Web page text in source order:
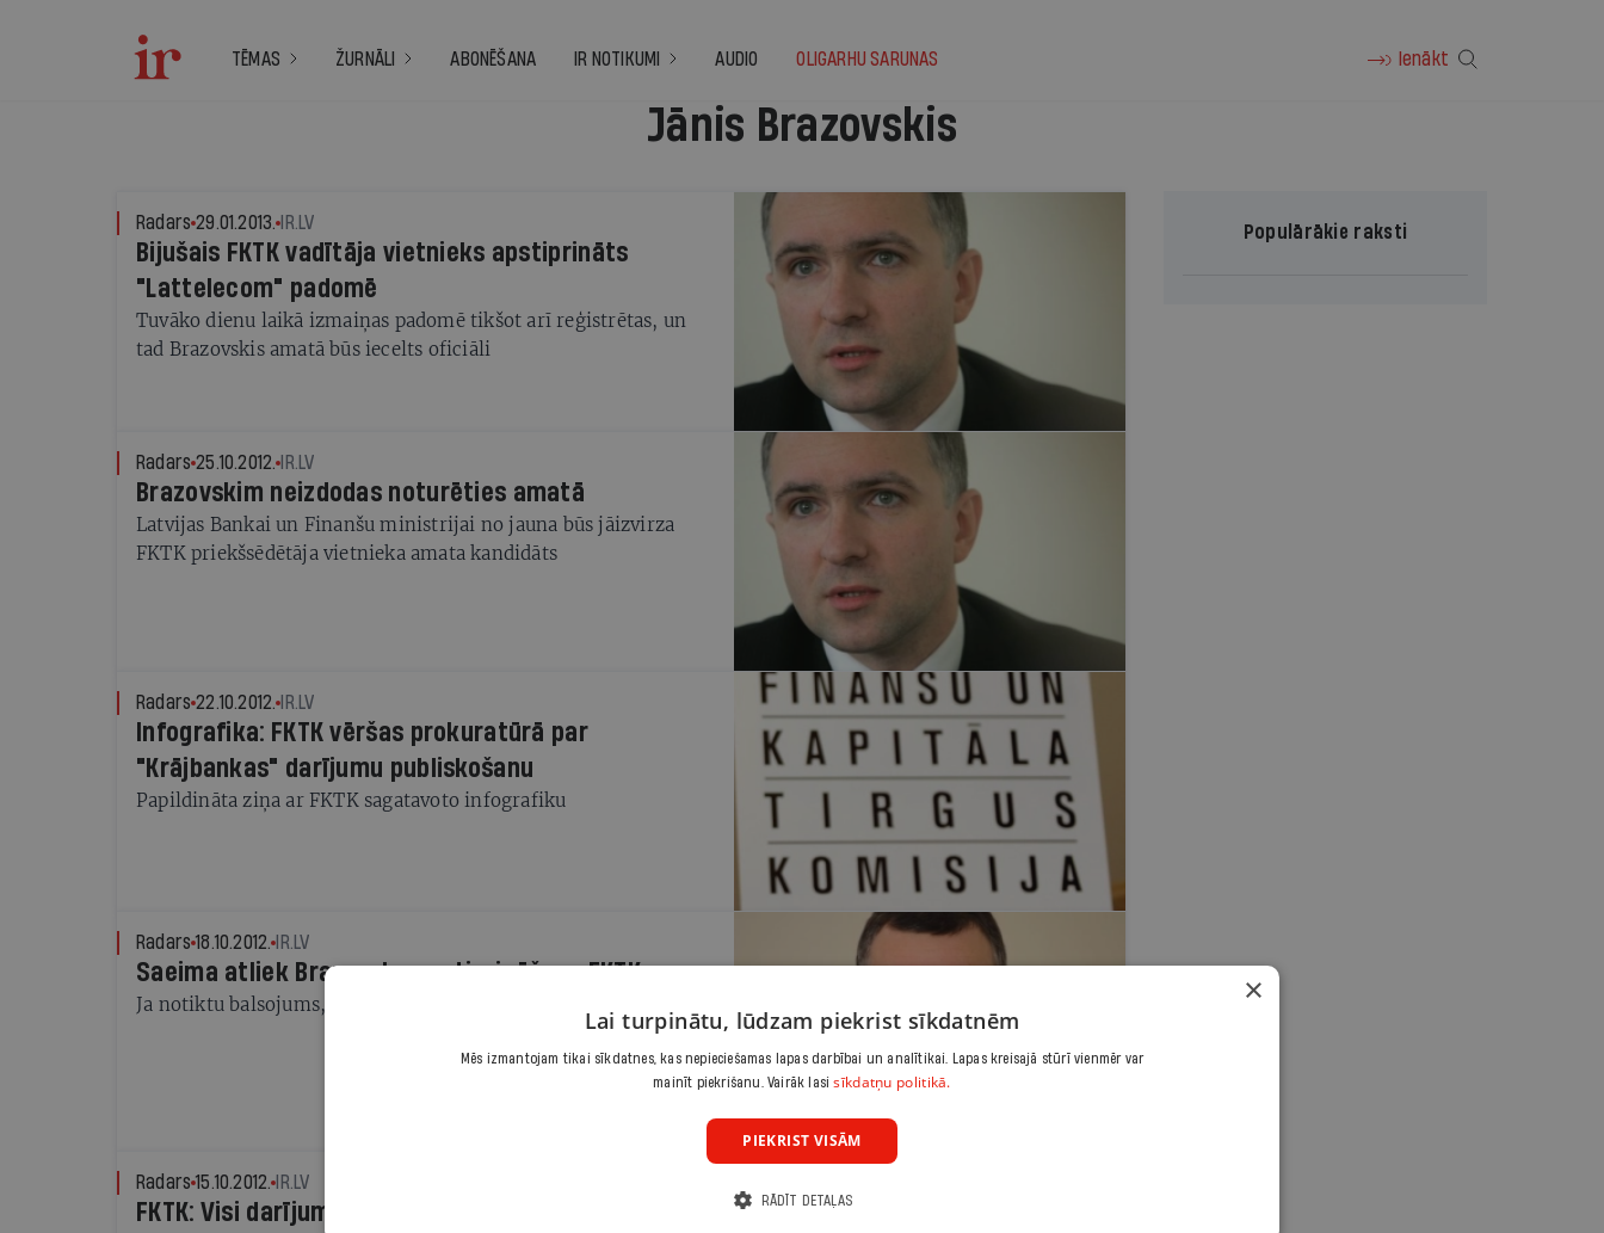
TĒMAS ŽURNĀLI ABONĒŠANA IR NOTIKUMI AUDIO OLIGARHU SARUNAS Ienākt
Jānis Brazovskis
Radars 29.01.2013. IR.LV
Bijušais FKTK vadītāja vietnieks apstiprināts
"Lattelecom" padomē
Tuvāko dienu laikā izmaiņas padomē tikšot arī reģistrētas, un
tad Brazovskis amatā būs iecelts oficiāli
Radars 25.10.2012. IR.LV
Brazovskim neizdodas noturēties amatā
Latvijas Bankai un Finanšu ministrijai no jauna būs jāizvirza
FKTK priekšsēdētāja vietnieka amata kandidāts
Radars 22.10.2012. IR.LV
Infografika: FKTK vēršas prokuratūrā par
"Krājbankas" darījumu publiskošanu
Papildināta ziņa ar FKTK sagatavoto infografiku
Radars 18.10.2012. IR.LV
Saeima atliek Brazovska apstiprināšanu FKTK
Ja notiktu balsojums, tā rezultātu izšķirtu Saskaņas centra balsis
Radars 15.10.2012. IR.LV
FKTK: Visi darījumi pēc "Krājbankas" darbības
Populārākie raksti
×
Lai turpinātu, lūdzam piekrist sīkdatnēm
Mēs izmantojam tikai sīkdatnes, kas nepieciešamas lapas darbībai un analītikai. Lapas kreisajā stūrī vienmēr var
mainīt piekrišanu. Vairāk lasisīkdatņu politikā.
PIEKRIST VISĀM
RĀDĪT DETAĻAS